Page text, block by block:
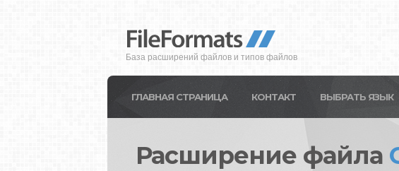
База расширений файлов и типов файлов
ГЛАВНАЯ СТРАНИЦА КОНТАКТ ВЫБРАТЬ ЯЗЫК
Расширение файла